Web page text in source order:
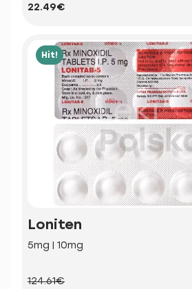
22.49€
Hit!
Loniten
5mg | 10mg
124.61€